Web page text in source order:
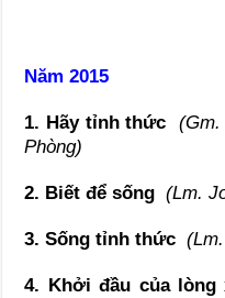
Năm 2015
1. Hãy tỉnh thức
(Gm.
Phòng)
2. Biết để sống (Lm.
3. Sống tỉnh thức
4. Khởi đầu của